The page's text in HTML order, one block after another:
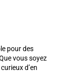
pour des
vous soyez
d’en